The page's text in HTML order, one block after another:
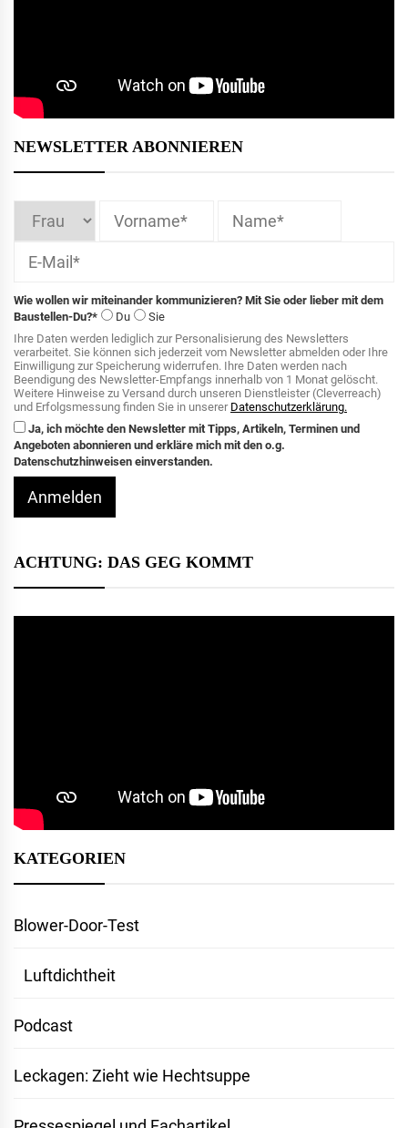
NEWSLETTER ABONNIEREN
Wie wollen wir miteinander kommunizieren? Mit Sie oder lieber mit dem
Baustellen-Du?*
Du
Sie
Ihre Daten werden lediglich zur Personalisierung des Newsletters
verarbeitet. Sie können sich jederzeit vom Newsletter abmelden oder Ihre
Einwilligung zur Speicherung widerrufen. Ihre Daten werden nach
Beendigung des Newsletter-Empfangs innerhalb von 1 Monat gelöscht.
Weitere Hinweise zu Versand durch unseren Dienstleister (Cleverreach)
und Erfolgsmessung finden Sie in unserer Datenschutzerklärung.
Ja, ich möchte den Newsletter mit Tipps, Artikeln, Terminen und
Angeboten abonnieren und erkläre mich mit den o.g.
Datenschutzhinweisen einverstanden.
Anmelden
ACHTUNG: DAS GEG KOMMT
KATEGORIEN
Blower-Door-Test
Luftdichtheit
Podcast
Leckagen: Zieht wie Hechtsuppe